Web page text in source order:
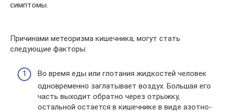
симптомы.
Причинами метеоризма кишечника, могут стать
следующие факторы:
Во время еды или глотания жидкостей человек
одновременно заглатывает воздух. Большая его
часть выходит обратно через отрыжку,
остальной остается в кишечнике в виде азотно-